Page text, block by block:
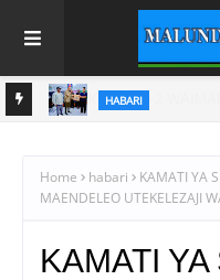
HABARI
Home habari
KAMATI YA
MAENDELEO UTEKELEZAJI
KAMATI YA